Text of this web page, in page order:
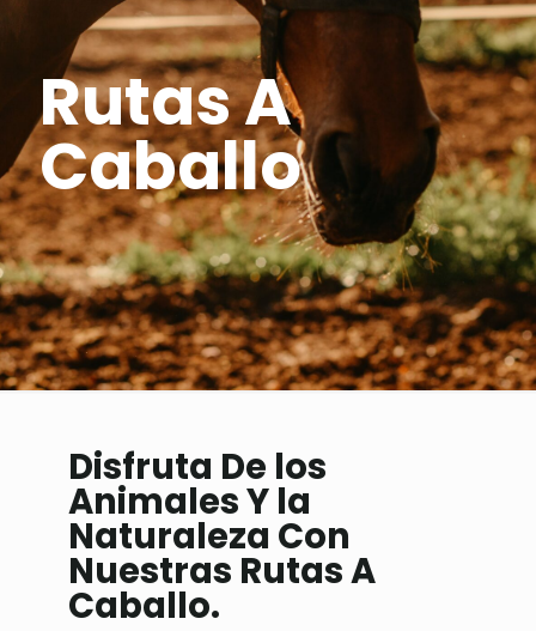
Rutas A
Caballo
Disfruta De los
Animales Y la
Naturaleza Con
Nuestras Rutas A
Caballo.